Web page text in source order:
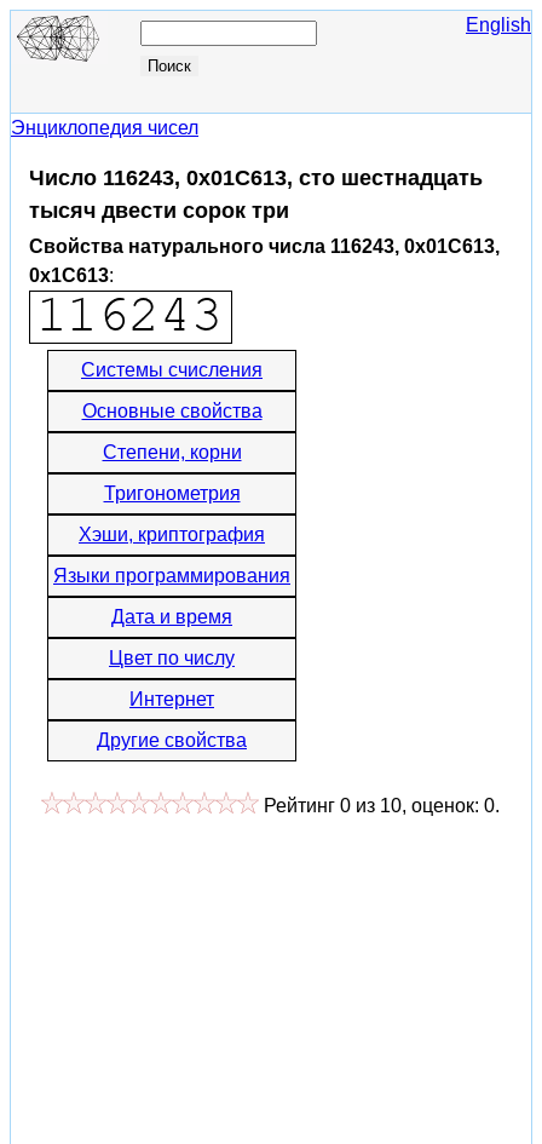
English
Энциклопедия чисел
Число 116243, 0x01C613, сто шестнадцать
тысяч двести сорок три
Свойства натурального числа 116243, 0x01C613,
0x1C613:
Системы счисления
Основные свойства
Степени, корни
Тригонометрия
Хэши, криптография
Языки программирования
Дата и время
Цвет по числу
Интернет
Другие свойства
Рейтинг 0 из 10, оценок: 0.